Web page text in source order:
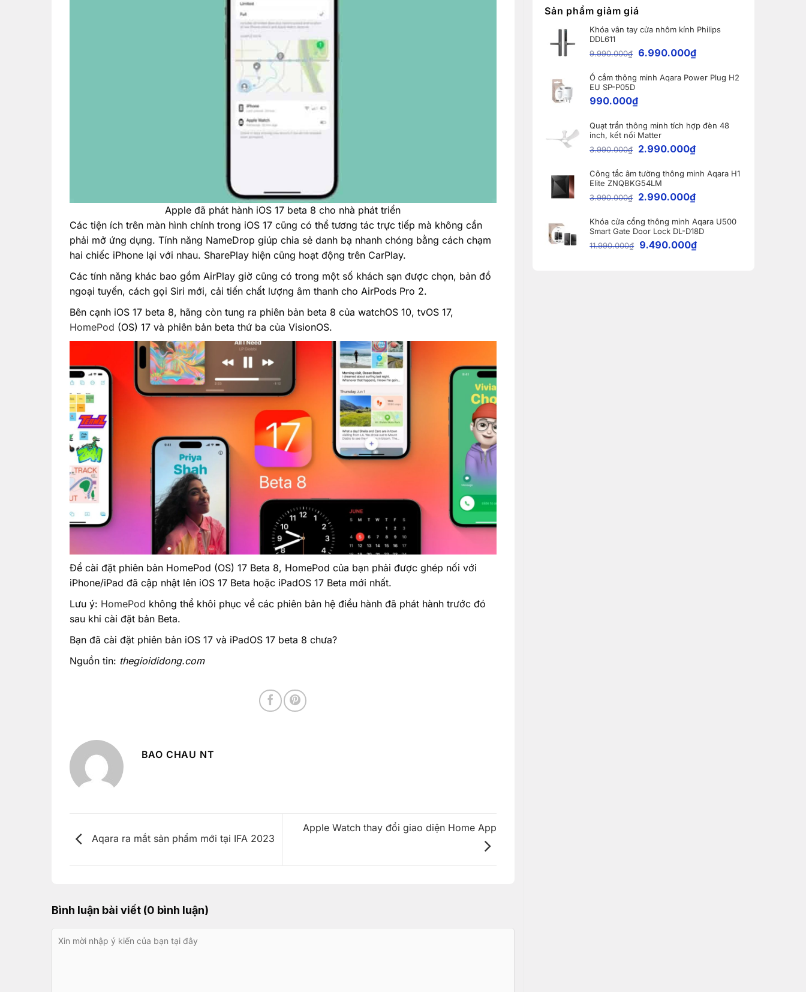
Apple đã phát hành iOS 17 beta 8 cho nhà phát triển
Các tiện ích trên màn hình chính trong iOS 17 cũng có thể tương tác trực tiếp mà không cần
phải mở ứng dụng. Tính năng NameDrop giúp chia sẻ danh bạ nhanh chóng bằng cách chạm
hai chiếc iPhone lại với nhau. SharePlay hiện cũng hoạt động trên CarPlay.
Các tính năng khác bao gồm AirPlay giờ cũng có trong một số khách sạn được chọn, bản đồ
ngoại tuyến, cách gọi Siri mới, cải tiến chất lượng âm thanh cho AirPods Pro 2.
Bên cạnh iOS 17 beta 8, hãng còn tung ra phiên bản beta 8 của watchOS 10, tvOS 17,
HomePod (OS) 17 và phiên bản beta thứ ba của VisionOS.
Để cài đặt phiên bản HomePod (OS) 17 Beta 8, HomePod của bạn phải được ghép nối với
iPhone/iPad đã cập nhật lên iOS 17 Beta hoặc iPadOS 17 Beta mới nhất.
Lưu ý: HomePod không thể khôi phục về các phiên bản hệ điều hành đã phát hành trước đó
sau khi cài đặt bản Beta.
Bạn đã cài đặt phiên bản iOS 17 và iPadOS 17 beta 8 chưa?
Nguồn tin: thegioididong.com
BAO CHAU NT
Aqara ra mắt sản phẩm mới tại IFA 2023
Apple Watch thay đổi giao diện Home App
Bình luận bài viết (0 bình luận)
thông
OMNI
và
W2S
OMNI
cho
khách
Bắc
Ninh
Hưng
Smart
lắp
đặt
khóa
minh
Aqara
A100
Vĩnh
Sản phẩm giảm giá
Khóa vân tay cửa nhôm kính Philips
DDL611
9.990.000₫ 6.990.000₫
Ổ cắm thông minh Aqara Power Plug H2
EU SP-P05D
990.000₫
Quạt trần thông minh tích hợp đèn 48
inch, kết nối Matter
3.990.000₫ 2.990.000₫
Công tắc âm tường thông minh Aqara H1
Elite ZNQBKG54LM
3.990.000₫ 2.990.000₫
Khóa cửa cổng thông minh Aqara U500
Smart Gate Door Lock DL-D18D
11.990.000₫ 9.490.000₫